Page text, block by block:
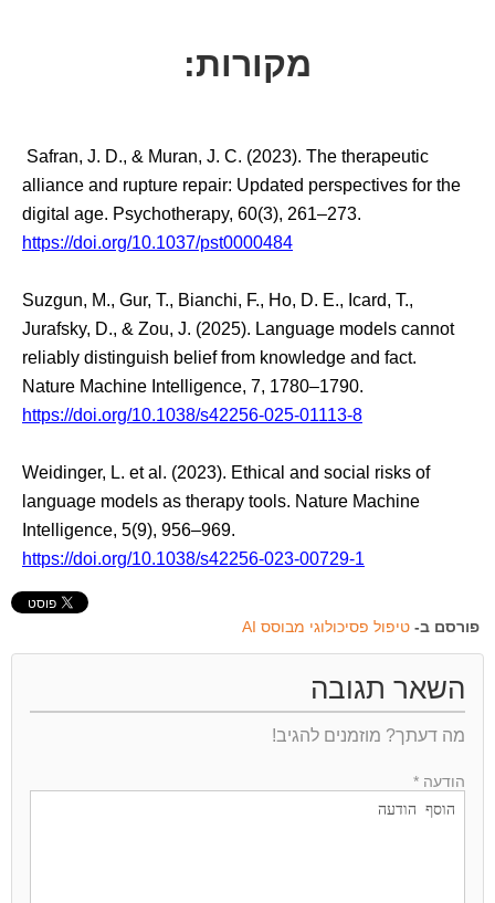
מקורות:
Safran, J. D., & Muran, J. C. (2023). The therapeutic
alliance and rupture repair: Updated perspectives for the
digital age. Psychotherapy, 60(3), 261–273.
https://doi.org/10.1037/pst0000484
Suzgun, M., Gur, T., Bianchi, F., Ho, D. E., Icard, T.,
Jurafsky, D., & Zou, J. (2025). Language models cannot
reliably distinguish belief from knowledge and fact.
Nature Machine Intelligence, 7, 1780–1790.
https://doi.org/10.1038/s42256-025-01113-8
Weidinger, L. et al. (2023). Ethical and social risks of
language models as therapy tools. Nature Machine
Intelligence, 5(9), 956–969.
https://doi.org/10.1038/s42256-023-00729-1
פורסם ב- טיפול פסיכולוגי מבוסס AI
השאר תגובה
מה דעתך? מוזמנים להגיב!
הודעה *